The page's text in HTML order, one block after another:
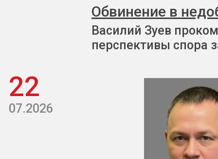
Обвинение в
Василий Зуев
перспективы спора
22
07.2026